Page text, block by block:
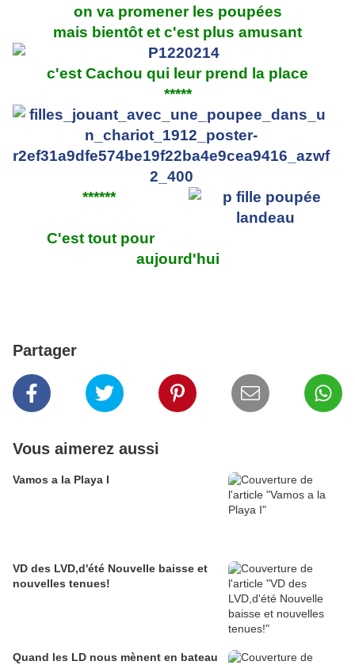
on va promener les poupées
mais bientôt et c'est plus amusant
c'est Cachou qui leur prend la place
*****
******
C'est tout pour
aujourd'hui
Partager
Vous aimerez aussi
Vamos a la Playa I
VD des LVD,d'été Nouvelle baisse et
nouvelles tenues!
Quand les LD nous mènent en bateau